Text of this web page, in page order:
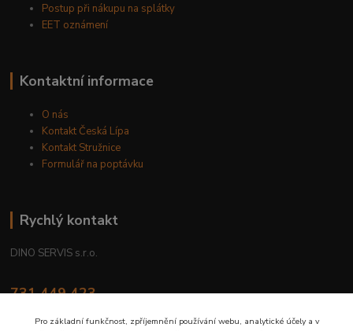
Postup při nákupu na splátky
EET oznámení
Kontaktní informace
O nás
Kontakt Česká Lípa
Kontakt Stružnice
Formulář na poptávku
Rychlý kontakt
DINO SERVIS s.r.o.
731 449 423
Pro základní funkčnost, zpříjemnění používání webu, analytické účely a v